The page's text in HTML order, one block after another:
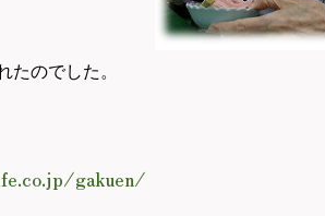
のでした。
gakuen/